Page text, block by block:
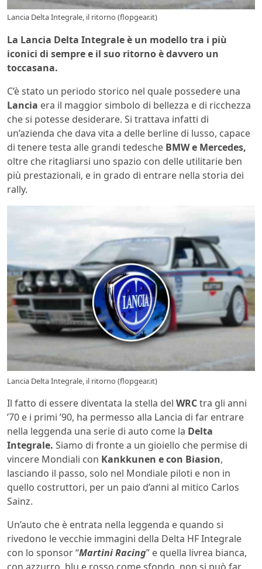
Lancia Delta Integrale, il ritorno (flopgear.it)
La Lancia Delta Integrale è un modello tra i più
iconici di sempre e il suo ritorno è davvero un
toccasana.
C’è stato un periodo storico nel quale possedere una
Lancia era il maggior simbolo di bellezza e di ricchezza
che si potesse desiderare. Si trattava infatti di
un’azienda che dava vita a delle berline di lusso, capace
di tenere testa alle grandi tedesche BMW e Mercedes,
oltre che ritagliarsi uno spazio con delle utilitarie ben
più prestazionali, e in grado di entrare nella storia dei
rally.
Lancia Delta Integrale, il ritorno (flopgear.it)
Il fatto di essere diventata la stella del WRCtra gli anni
’70 e i primi ’90, ha permesso alla Lancia di far entrare
nella leggenda una serie di auto come la Delta
Integrale. Siamo di fronte a un gioiello che permise di
vincere Mondiali con Kankkunen e con Biasion,
lasciando il passo, solo nel Mondiale piloti e non in
quello costruttori, per un paio d’anni al mitico Carlos
Sainz.
Un’auto che è entrata nella leggenda e quando si
rivedono le vecchie immagini della Delta HF Integrale
con lo sponsor “Martini Racing” e quella livrea bianca,